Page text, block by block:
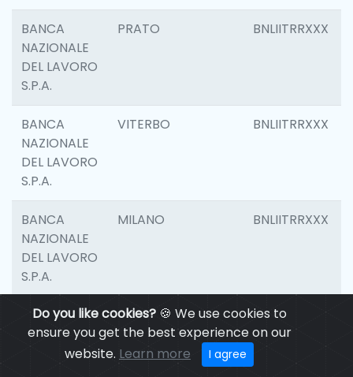
Do you like cookies?🍪 We use cookies to
ensure you get the best experience on our
website. Learn more I agree
BANCA
NAZIONALE
DEL LAVORO
S.P.A.
PRATO BNLIITRRXXX
BANCA
NAZIONALE
DEL LAVORO
S.P.A.
VITERBO BNLIITRRXXX
BANCA
NAZIONALE
DEL LAVORO
S.P.A.
MILANO BNLIITRRXXX
BANCA
NAZIONALE
DEL LAVORO
CASALECCHIO DI
RENO
BNLIITRRXXX